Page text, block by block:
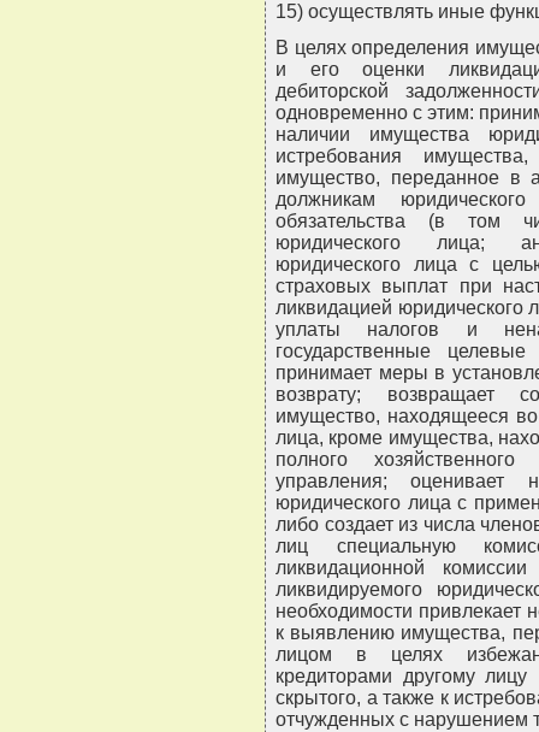
15) осуществлять иные
В целях определения
и его оценки
дебиторской
одновременно с этим:
наличии имущества
истребования
имущество, переданное в
должникам
обязательства (в том
юридического лица;
юридического лица с
страховых выплат при
ликвидацией юридического
уплаты налогов и
государственные
принимает меры в
возврату; возвращает
имущество, находящееся
лица, кроме имущества,
полного
управления; оценивает
юридического лица с
либо создает из числа
лиц специальную
ликвидационной
ликвидируемого
необходимости привлекает
к выявлению имущества,
лицом в целях
кредиторами другому
скрытого, а также к
отчужденных с нарушением